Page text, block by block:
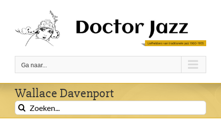
inhoud
Ga naar...
Wallace Davenport
Zoeken
naar: